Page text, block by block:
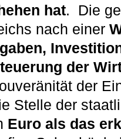
hat. Die
nach einer
der
der
Stelle der
Euro als das